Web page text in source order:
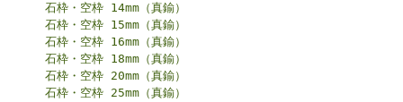
石枠・空枠 14mm（真鍮）
石枠・空枠 15mm（真鍮）
石枠・空枠 16mm（真鍮）
石枠・空枠 18mm（真鍮）
石枠・空枠 20mm（真鍮）
石枠・空枠 25mm（真鍮）